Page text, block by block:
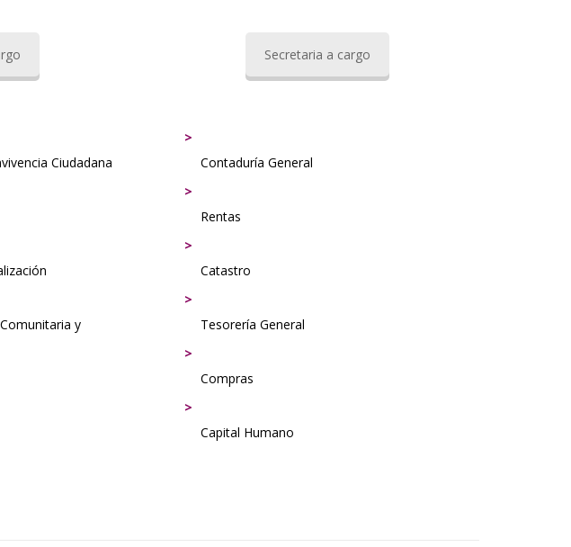
Ciudadana
y
Secretaria a cargo
Contaduría General
Rentas
Catastro
Tesorería General
Compras
Capital Humano